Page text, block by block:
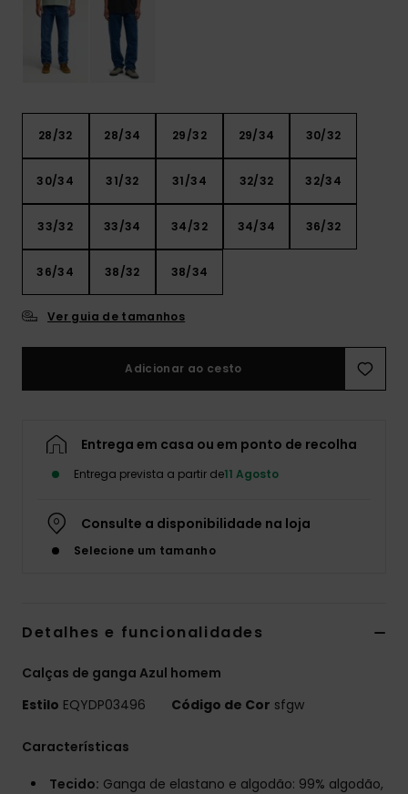
28/32 28/34 29/32 29/34 30/32
30/34 31/32 31/34 32/32 32/34
33/32 33/34 34/32 34/34 36/32
36/34 38/32 38/34
Ver guia de tamanhos
Adicionar ao cesto
Entrega em casa ou em ponto de recolha
Entrega prevista a partir de11 Agosto
Consulte a disponibilidade na loja
Selecione um tamanho
Detalhes e funcionalidades
Calças de ganga Azul homem
Estilo EQYDP03496 Código de Cor sfgw
Características
Tecido: Ganga de elastano e algodão: 99% algodão,